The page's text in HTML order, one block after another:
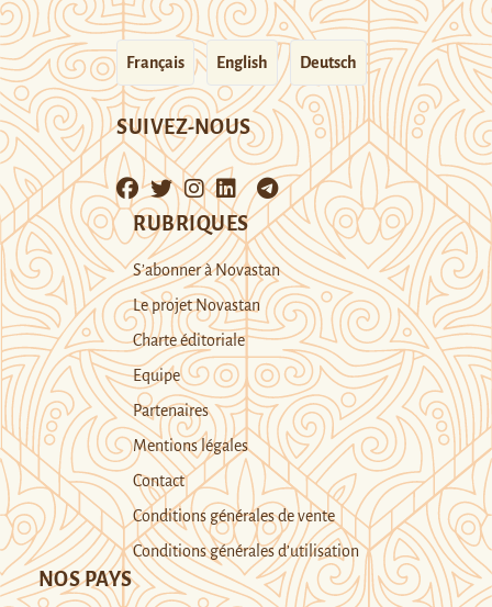
Français English Deutsch
SUIVEZ-NOUS
RUBRIQUES
S’abonner à Novastan
Le projet Novastan
Charte éditoriale
Equipe
Partenaires
Mentions légales
Contact
Conditions générales de vente
Conditions générales d’utilisation
NOS PAYS